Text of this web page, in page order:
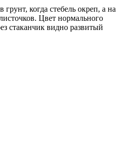
грунт, когда стебель окреп, а на
Цвет нормального
стаканчик видно развитый